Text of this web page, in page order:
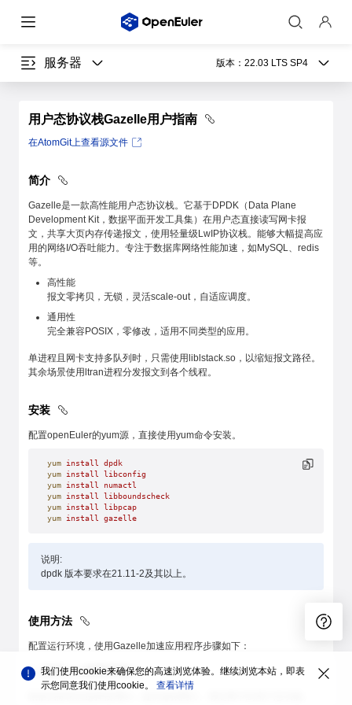
服务器 版本： 22.03 LTS SP4
用户态协议栈Gazelle用户指南
在AtomGit上查看源文件
简介
Gazelle是一款高性能用户态协议栈。它基于DPDK（Data Plane
Development Kit，数据平面开发工具集）在用户态直接读写网卡报
文，共享大页内存传递报文，使用轻量级LwIP协议栈。能够大幅提高应
用的网络I/O吞吐能力。专注于数据库网络性能加速，如MySQL、redis
等。
高性能
报文零拷贝，无锁，灵活scale-out，自适应调度。
通用性
完全兼容POSIX，零修改，适用不同类型的应用。
单进程且网卡支持多队列时，只需使用liblstack.so，以缩短报文路径。
其余场景使用ltran进程分发报文到各个线程。
安装
配置openEuler的yum源，直接使用yum命令安装。
yum install
dpdk
yum install
libconfig
yum install
numactl
yum install
libboundscheck
yum install
libpcap
yum install gazelle
说明:
dpdk 版本要求在21.11-2及其以上。
使用方法
配置运行环境，使用Gazelle加速应用程序步骤如下：
1. 使用root权限安装ko
我们使用cookie来确保您的高速浏览体验。继续浏览本站，即表
示您同意我们使用cookie。 查看详情